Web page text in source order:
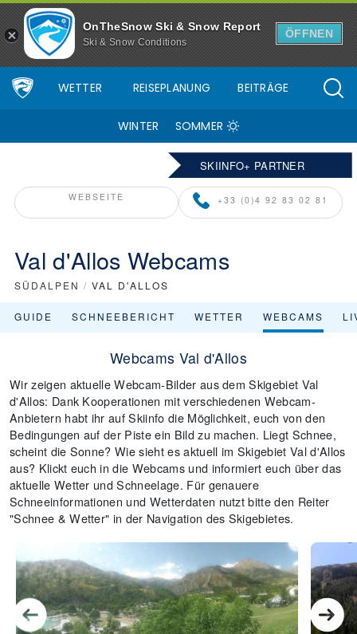
OnTheSnow Ski & Snow Report
Ski & Snow Conditions
ÖFFNEN
WETTER REISEPLANUNG BEITRÄGE
WINTER SOMMER
SKIINFO+ PARTNER
WEBSEITE +33 (0)4 92 83 02 81
Val d'Allos Webcams
SÜDALPEN / VAL D'ALLOS
GUIDE SCHNEEBERICHT WETTER WEBCAMS
Webcams Val d'Allos
Wir zeigen aktuelle Webcam-Bilder aus dem Skigebiet Val
d'Allos: Dank Kooperationen mit verschiedenen Webcam-
Anbietern habt ihr auf Skiinfo die Möglichkeit, euch von den
Bedingungen auf der Piste ein Bild zu machen. Liegt Schnee,
scheint die Sonne? Wie sieht es aktuell im Skigebiet Val d'Allos
aus? Klickt euch in die Webcams und informiert euch über das
aktuelle Wetter und Schneelage. Für genauere
Schneeinformationen und Wetterdaten nutzt bitte den Reiter
"Schnee & Wetter" in der Navigation des Skigebietes.